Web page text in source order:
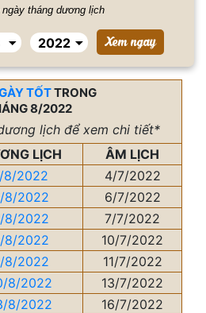
ngày tháng dương lịch
TỐTTRONG
8/2022
lịch để xem chi tiết*
LỊCH
ÂM LỊCH
8/2022
4/7/2022
8/2022
6/7/2022
8/2022
7/7/2022
8/2022
10/7/2022
8/2022
11/7/2022
8/2022
13/7/2022
8/2022
16/7/2022